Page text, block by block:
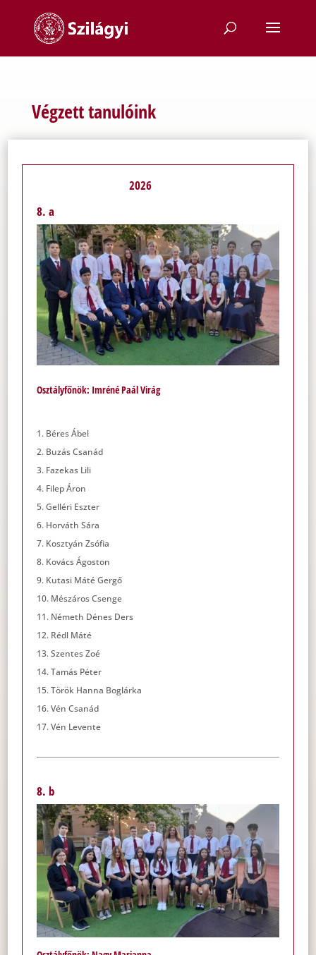
Végzett tanulóink
2026
8. a
Osztályfőnök: Imréné Paál Virág
Béres Ábel
Buzás Csanád
Fazekas Lili
Filep Áron
Gelléri Eszter
Horváth Sára
Kosztyán Zsófia
Kovács Ágoston
Kutasi Máté Gergő
Mészáros Csenge
Németh Dénes Ders
Rédl Máté
Szentes Zoé
Tamás Péter
Török Hanna Boglárka
Vén Csanád
Vén Levente
8. b